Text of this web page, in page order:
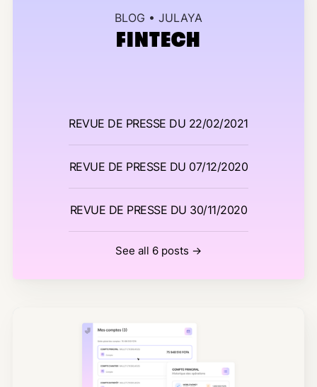
BLOG • JULAYA
FINTECH
REVUE DE PRESSE DU 22/02/2021
REVUE DE PRESSE DU 07/12/2020
REVUE DE PRESSE DU 30/11/2020
See all 6 posts →